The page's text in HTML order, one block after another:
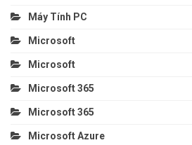
Máy Tính PC
Microsoft
Microsoft
Microsoft 365
Microsoft 365
Microsoft Azure